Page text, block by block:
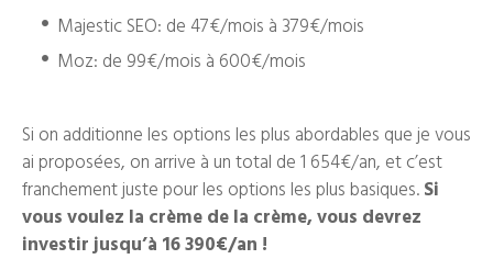
Majestic SEO: de 47€/mois à 379€/mois
Moz: de 99€/mois à 600€/mois
Si on additionne les options les plus abordables que je vous
ai proposées, on arrive à un total de 1 654€/an, et c’est
franchement juste pour les options les plus basiques. Si
vous voulez la crème de la crème, vous devrez
investir jusqu’à 16 390€/an !